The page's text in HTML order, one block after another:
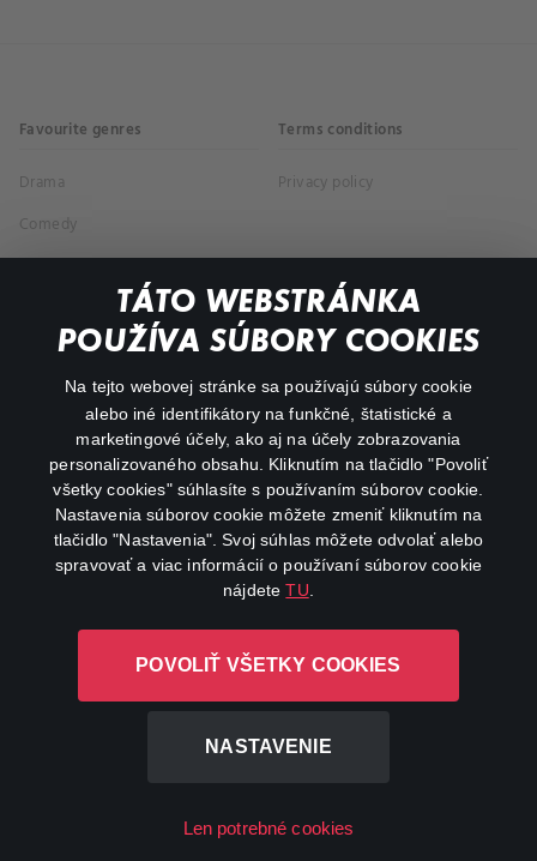
TÁTO WEBSTRÁNKA
POUŽÍVA SÚBORY COOKIES
Na tejto webovej stránke sa používajú súbory cookie
alebo iné identifikátory na funkčné, štatistické a
marketingové účely, ako aj na účely zobrazovania
personalizovaného obsahu. Kliknutím na tlačidlo "Povoliť
všetky cookies" súhlasíte s používaním súborov cookie.
Nastavenia súborov cookie môžete zmeniť kliknutím na
tlačidlo "Nastavenia". Svoj súhlas môžete odvolať alebo
spravovať a viac informácií o používaní súborov cookie
nájdeteTU
POVOLIŤ VŠETKY COOKIES
NASTAVENIE
Len potrebné cookies
Favourite genres
Drama
Comedy
Terms conditions
Privacy policy
My profile
Important links
Canal+ Luxembourg S. à r.l. so sídlom Rue Albert Borschette 4,